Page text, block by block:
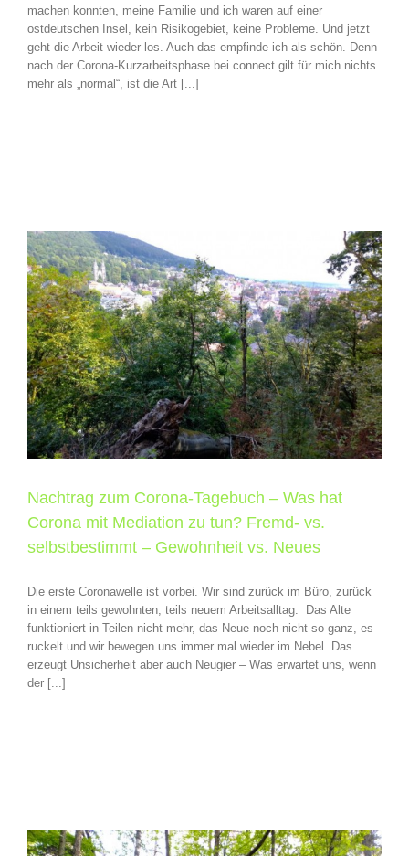
machen konnten, meine Familie und ich waren auf einer
ostdeutschen Insel, kein Risikogebiet, keine Probleme. Und jetzt
geht die Arbeit wieder los. Auch das empfinde ich als schön. Denn
nach der Corona-Kurzarbeitsphase bei connect gilt für mich nichts
mehr als „normal“, ist die Art [...]
Nachtrag zum Corona-Tagebuch – Was hat
Corona mit Mediation zu tun? Fremd- vs.
selbstbestimmt – Gewohnheit vs. Neues
Die erste Coronawelle ist vorbei. Wir sind zurück im Büro, zurück
in einem teils gewohnten, teils neuem Arbeitsalltag. Das Alte
funktioniert in Teilen nicht mehr, das Neue noch nicht so ganz, es
ruckelt und wir bewegen uns immer mal wieder im Nebel. Das
erzeugt Unsicherheit aber auch Neugier – Was erwartet uns, wenn
der [...]